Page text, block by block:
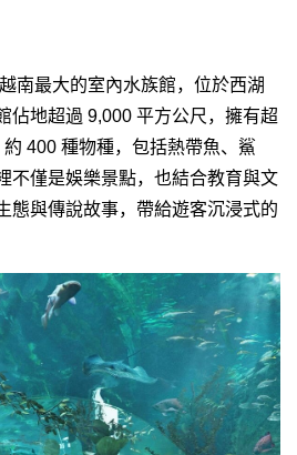
南最大的室內水族館，位於西湖
佔地超過 9,000 平方公尺，擁有超
400 種物種，包括熱帶魚、鯊
不僅是娛樂景點，也結合教育與文
態與傳說故事，帶給遊客沉浸式的